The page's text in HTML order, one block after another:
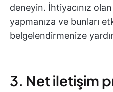
deneyin. İhtiyacınız
yapmanıza ve bunları
belgelendirmenize
3. Net iletişim